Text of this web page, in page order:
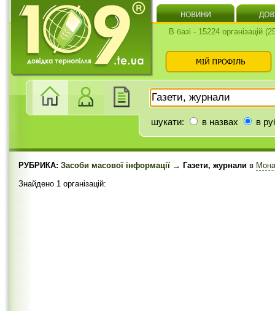
В базі - 15224 організацій
шукати: в назвах в
РУБРИКА: Засоби масової інформації → Газети, журнали в
Знайдено 1 організацій: